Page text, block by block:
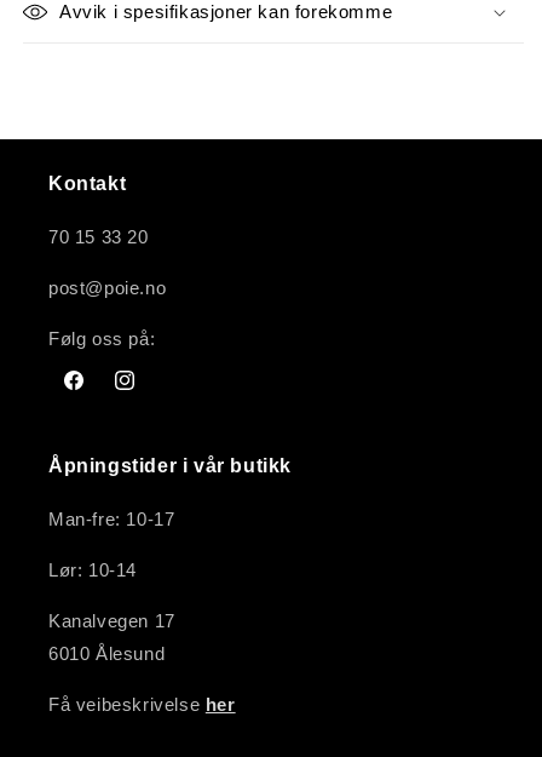
Avvik i spesifikasjoner kan forekomme
Kontakt
70 15 33 20
post@poie.no
Følg oss på:
FacebookInstagram
Åpningstider i vår butikk
Man-fre: 10-17
Lør: 10-14
Kanalvegen 17
6010 Ålesund
Få veibeskrivelse her